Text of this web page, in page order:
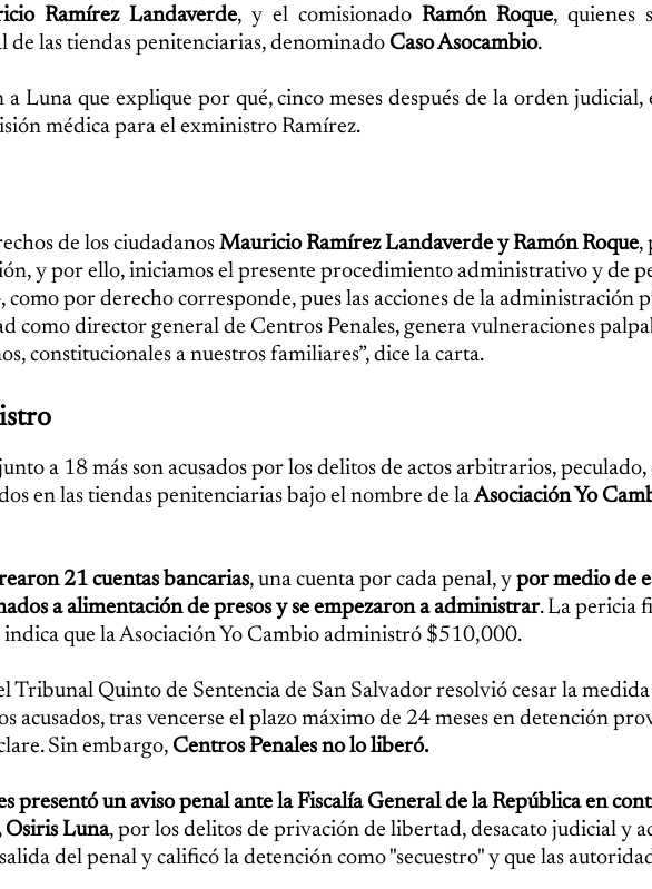
Ramírez Landaverde, y el comisionado Ramón Roque, quienes
de las tiendas penitenciarias, denominado Caso Asocambio.
Luna que explique por qué, cinco meses después de la orden judicial,
médica para el exministro Ramírez.
de los ciudadanos Mauricio Ramírez Landaverde y Ramón Roque,
y por ello, iniciamos el presente procedimiento administrativo y de
como por derecho corresponde, pues las acciones de la administración
como director general de Centros Penales, genera vulneraciones
constitucionales a nuestros familiares”, dice la carta.
a 18 más son acusados por los delitos de actos arbitrarios, peculado,
en las tiendas penitenciarias bajo el nombre de laAsociación Yo
21 cuentas bancarias, una cuenta por cada penal, y por medio de
a alimentación de presos y se empezaron a administrar. La pericia
indica que la Asociación Yo Cambio administró $510,000.
Tribunal Quinto de Sentencia de San Salvador resolvió cesar la medida
acusados, tras vencerse el plazo máximo de 24 meses en detención
Sin embargo, Centros Penales no lo liberó.
presentó un aviso penal ante la Fiscalía General de la República en
Osiris Luna, por los delitos de privación de libertad, desacato judicial y
del penal y calificó la detención como "secuestro" y que las